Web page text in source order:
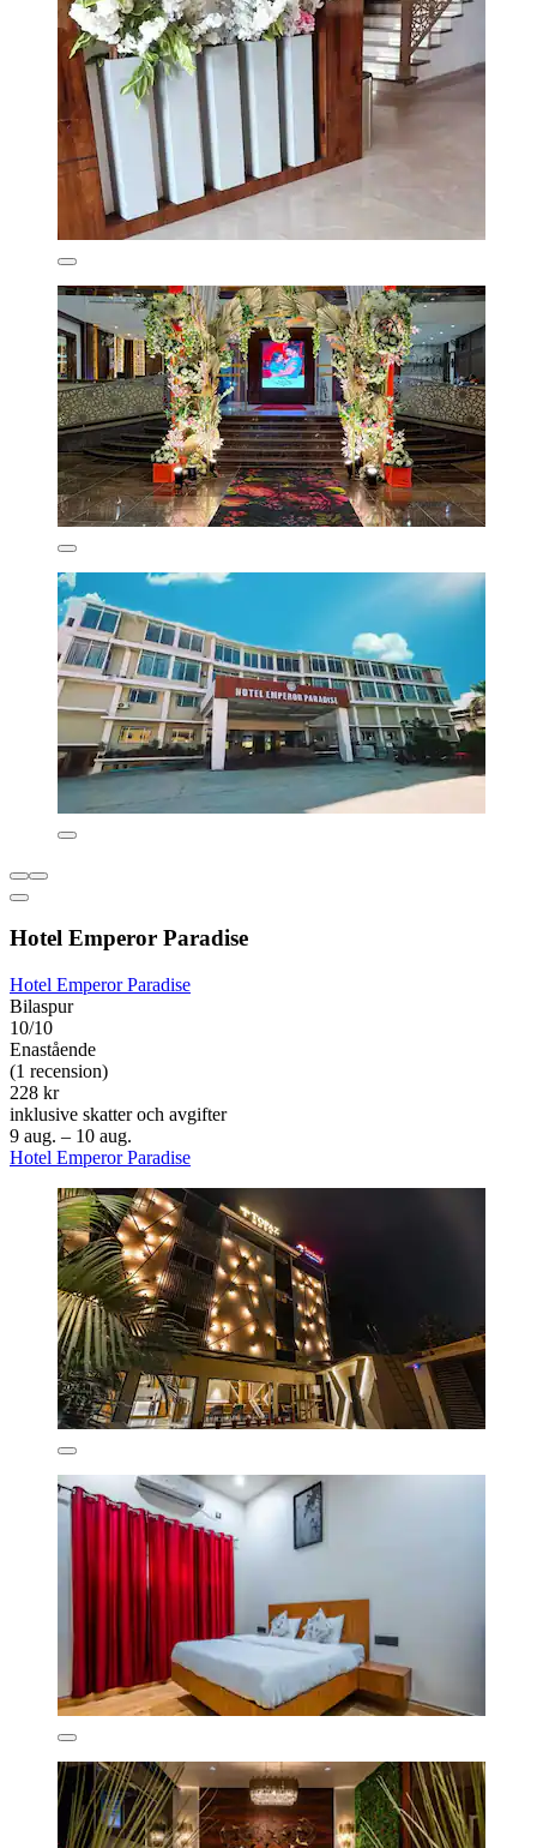
Hotel Emperor Paradise
Hotel Emperor Paradise
Bilaspur
10/10
Enastående
(1 recension)
228 kr
inklusive skatter och avgifter
9 aug. – 10 aug.
Hotel Emperor Paradise